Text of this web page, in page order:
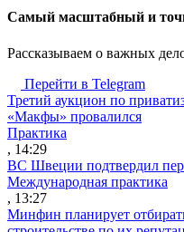
Cамый масштабный и
Рассказываем о важных
Перейти в Telegram
Третий аукцион по
«Макфы» провалился
Практика
, 14:29
ВС Швеции подтвердил
Международная практика
, 13:27
Минфин планирует